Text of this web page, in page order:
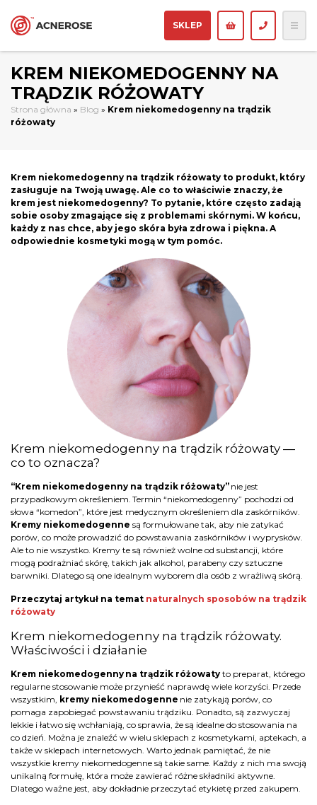
SKLEP
KREM NIEKOMEDOGENNY NA
TRĄDZIK RÓŻOWATY
Strona główna » Blog » Krem niekomedogenny na trądzik
różowaty
Krem niekomedogenny na trądzik różowaty to produkt, który
zasługuje na Twoją uwagę. Ale co to właściwie znaczy, że
krem jest niekomedogenny? To pytanie, które często zadają
sobie osoby zmagające się z problemami skórnymi. W końcu,
każdy z nas chce, aby jego skóra była zdrowa i piękna. A
odpowiednie kosmetyki mogą w tym pomóc.
Krem niekomedogenny na trądzik różowaty —
co to oznacza?
“Krem niekomedogenny na trądzik różowaty” nie jest
przypadkowym określeniem. Termin “niekomedogenny” pochodzi od
słowa “komedon”, które jest medycznym określeniem dla zaskórników.
Kremy niekomedogenne są formułowane tak, aby nie zatykać
porów, co może prowadzić do powstawania zaskórników i wyprysków.
Ale to nie wszystko. Kremy te są również wolne od substancji, które
mogą podrażniać skórę, takich jak alkohol, parabeny czy sztuczne
barwniki. Dlatego są one idealnym wyborem dla osób z wrażliwą skórą.
Przeczytaj artykuł na temat naturalnych sposobów na trądzik
różowaty
Krem niekomedogenny na trądzik różowaty.
Właściwości i działanie
Krem niekomedogenny na trądzik różowaty to preparat, którego
regularne stosowanie może przynieść naprawdę wiele korzyści. Przede
wszystkim, kremy niekomedogenne nie zatykają porów, co
pomaga zapobiegać powstawaniu trądziku. Ponadto, są zazwyczaj
lekkie i łatwo się wchłaniają, co sprawia, że są idealne do stosowania na
co dzień. Można je znaleźć w wielu sklepach z kosmetykami, aptekach, a
także w sklepach internetowych. Warto jednak pamiętać, że nie
wszystkie kremy niekomedogenne są takie same. Każdy z nich ma swoją
unikalną formułę, która może zawierać różne składniki aktywne.
Dlatego ważne jest, aby dokładnie przeczytać etykietę przed zakupem.